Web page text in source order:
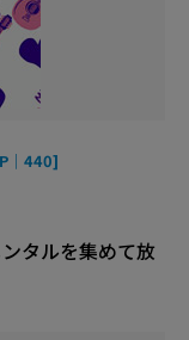
｜440]
タルを集めて放